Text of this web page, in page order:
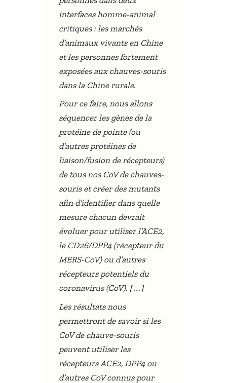
interfaces homme-animal
critiques : les marchés
d’animaux vivants en Chine
et les personnes fortement
exposées aux chauves-souris
dans la Chine rurale.
Pour ce faire, nous allons
séquencer les gènes de la
protéine de pointe (ou
d’autres protéines de
liaison/fusion de récepteurs)
de tous nos CoV de chauves-
souris et créer des mutants
afin d’identifier dans quelle
mesure chacun devrait
évoluer pour utiliser l’ACE2,
le CD26/DPP4 (récepteur du
MERS-CoV) ou d’autres
récepteurs potentiels du
coronavirus (CoV). […]
Les résultats nous
permettront de savoir si les
CoV de chauve-souris
peuvent utiliser les
récepteurs ACE2, DPP4 ou
d’autres CoV connus pour